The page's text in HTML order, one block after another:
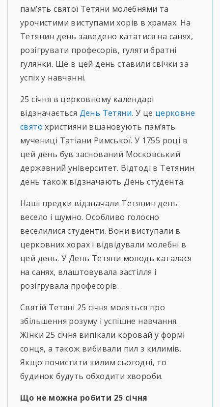
пам’ять святої Тетяни молебнями та
урочистими виступами хорів в храмах. На
Тетянин день заведено кататися на санях,
розігрувати професорів, гуляти братні
гулянки. Ще в цей день ставили свічки за
успіх у навчанні.
25 січня в церковному календарі
відзначається День Тетяни. У це церковне
свято християни вшановують пам’ять
мучениці Татіани Римської. У 1755 році в
цей день був заснований Московський
державний університет. Відтоді в Тетянин
день також відзначають День студента.
Наші предки відзначали Тетянин день
весело і шумно. Особливо голосно
веселилися студенти. Вони виступали в
церковних хорах і відвідували молебні в
цей день. У День Тетяни молодь каталася
на санях, влаштовувала застілля і
розігрувала професорів.
Святій Тетяні 25 січня моляться про
збільшення розуму і успішне навчання.
Жінки 25 січня випікали коровай у формі
сонця, а також вибивали пил з килимів.
Якщо почистити килим сьогодні, то
будинок будуть обходити хвороби.
Що не можна робити 25 січня